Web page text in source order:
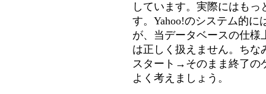
しています。実際にはも
す。Yahoo!のシステム的に
が、当データベースの仕様
は正しく扱えません。ちな
スタート→そのまま終了の
よく考えましょう。